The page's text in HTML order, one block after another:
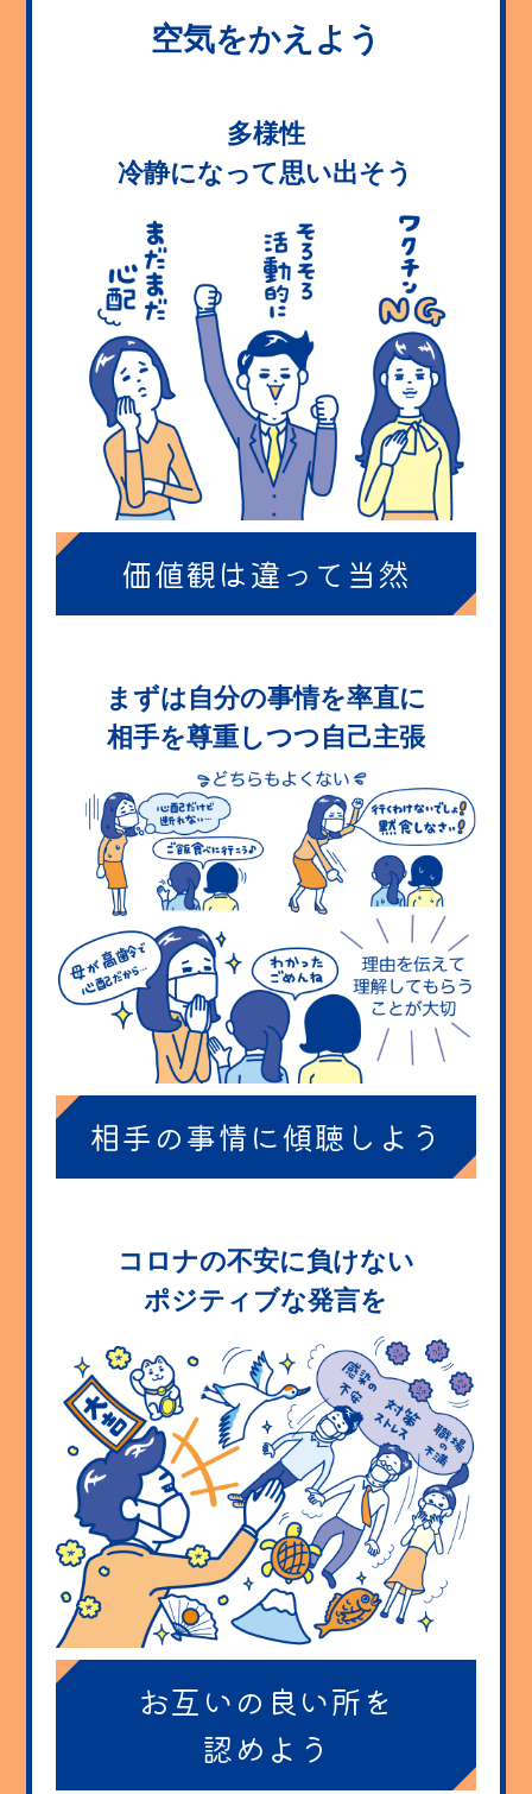
空気をかえよう
多様性
冷静になって思い出そう
価値観は違って当然
まずは自分の事情を率直に
相手を尊重しつつ自己主張
相手の事情に傾聴しよう
コロナの不安に負けない
ポジティブな発言を
お互いの良い所を
認めよう